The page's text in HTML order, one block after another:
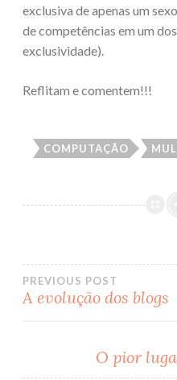
exclusiva de apenas um
de competências em um
exclusividade).
Reflitam e comentem!!!
COMPUTAÇÃO
Post
navigation
PREVIOUS POST
A evolução dos blogs
O pior